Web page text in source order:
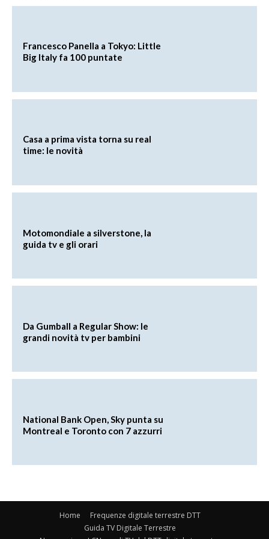
Francesco Panella a Tokyo: Little
Big Italy fa 100 puntate
Casa a prima vista torna su real
time: le novità
Motomondiale a silverstone, la
guida tv e gli orari
Da Gumball a Regular Show: le
grandi novità tv per bambini
National Bank Open, Sky punta su
Montreal e Toronto con 7 azzurri
Home
Frequenze digitale terrestre DTT
Guida TV Digitale Terrestre